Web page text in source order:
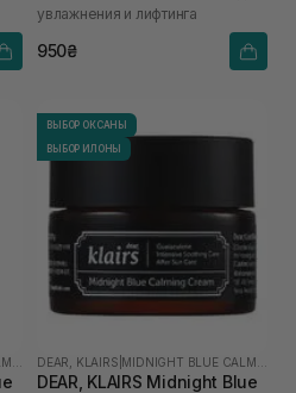
увлажнения и лифтинга
950₴
ВЫБОР ОКСАНЫ
ВЫБОР ИЛОНЫ
DEAR, KLAIRS
DEAR, KLAIRS Midnight Blue